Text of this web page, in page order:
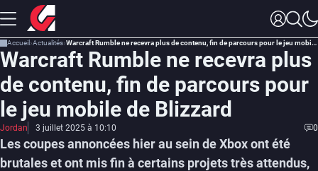
Accueil Actualités Warcraft Rumble ne recevra plus de contenu, fin de parcours pour le jeu mobile de Blizzard
Warcraft Rumble ne recevra plus
de contenu, fin de parcours pour
le jeu mobile de Blizzard
Jordan 3 juillet 2025 à 10:10 0
Les coupes annoncées hier au sein de Xbox ont été
brutales et ont mis fin à certains projets très attendus,